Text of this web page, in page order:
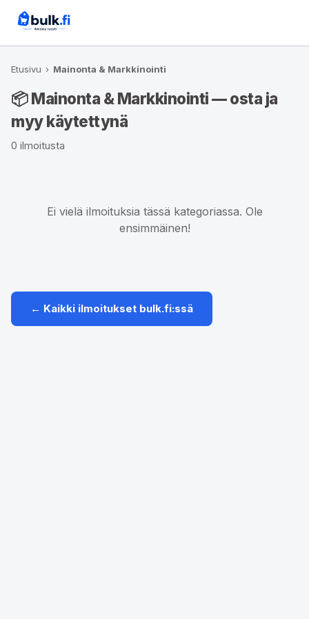
Etusivu › Mainonta & Markkinointi
📦 Mainonta & Markkinointi — osta ja
myy käytettynä
0 ilmoitusta
Ei vielä ilmoituksia tässä kategoriassa. Ole
ensimmäinen!
← Kaikki ilmoitukset bulk.fi:ssä